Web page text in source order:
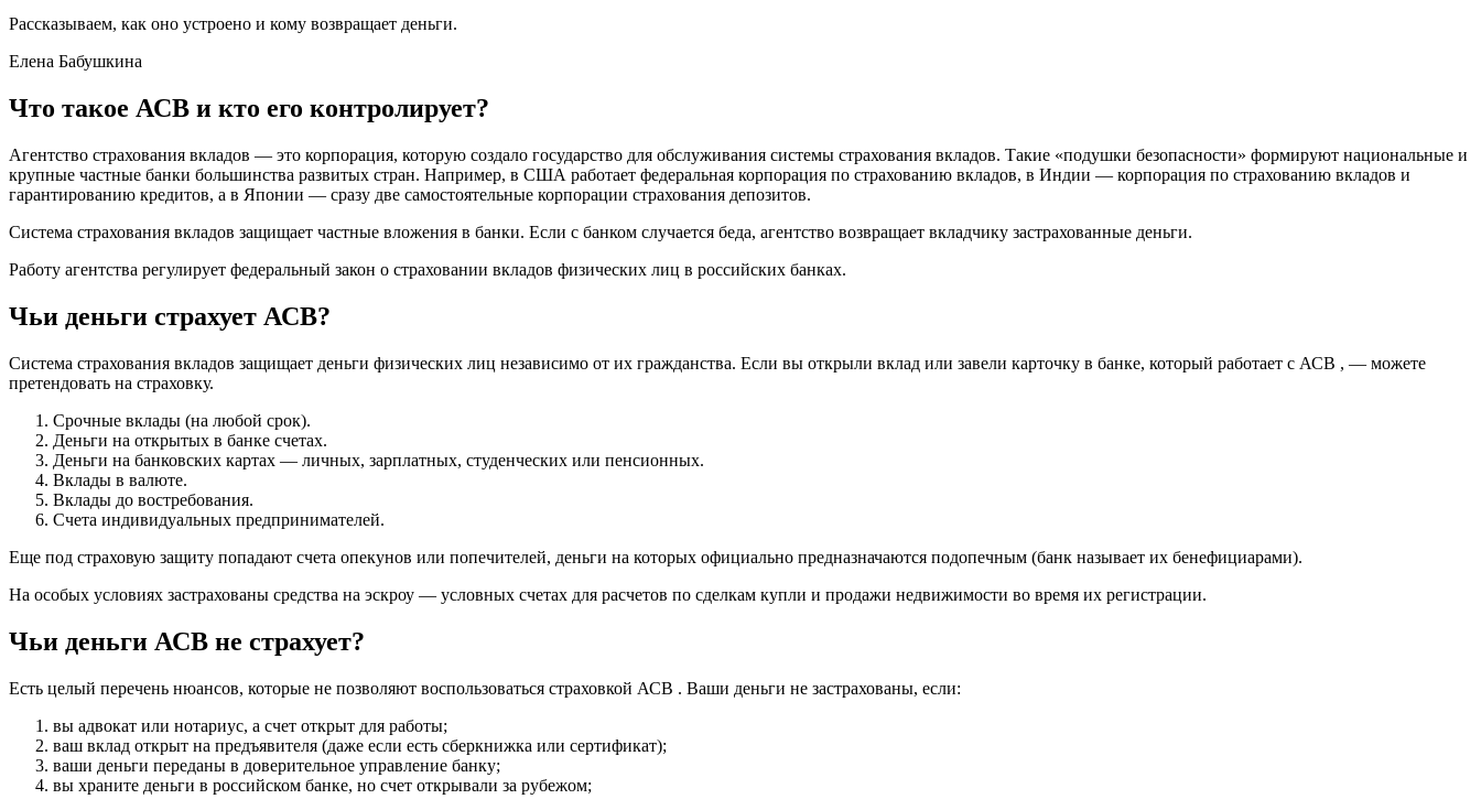
Рассказываем, как оно устроено и кому возвращает деньги.
Елена Бабушкина
Что такое АСВ и кто его контролирует?
Агентство страхования вкладов — это корпорация, которую создало государство для обслуживания системы страхования вкладов. Такие «подушки безопасности» формируют национальные и
крупные частные банки большинства развитых стран. Например, в США работает федеральная корпорация по страхованию вкладов, в Индии — корпорация по страхованию вкладов и
гарантированию кредитов, а в Японии — сразу две самостоятельные корпорации страхования депозитов.
Система страхования вкладов защищает частные вложения в банки. Если с банком случается беда, агентство возвращает вкладчику застрахованные деньги.
Работу агентства регулирует федеральный закон о страховании вкладов физических лиц в российских банках.
Чьи деньги страхует АСВ?
Система страхования вкладов защищает деньги физических лиц независимо от их гражданства. Если вы открыли вклад или завели карточку в банке, который работает с АСВ , — можете
претендовать на страховку.
Срочные вклады (на любой срок).
Деньги на открытых в банке счетах.
Деньги на банковских картах — личных, зарплатных, студенческих или пенсионных.
Вклады в валюте.
Вклады до востребования.
Счета индивидуальных предпринимателей.
Еще под страховую защиту попадают счета опекунов или попечителей, деньги на которых официально предназначаются подопечным (банк называет их бенефициарами).
На особых условиях застрахованы средства на эскроу — условных счетах для расчетов по сделкам купли и продажи недвижимости во время их регистрации.
Чьи деньги АСВ не страхует?
Есть целый перечень нюансов, которые не позволяют воспользоваться страховкой АСВ . Ваши деньги не застрахованы, если:
вы адвокат или нотариус, а счет открыт для работы;
ваш вклад открыт на предъявителя (даже если есть сберкнижка или сертификат);
ваши деньги переданы в доверительное управление банку;
вы храните деньги в российском банке, но счет открывали за рубежом;